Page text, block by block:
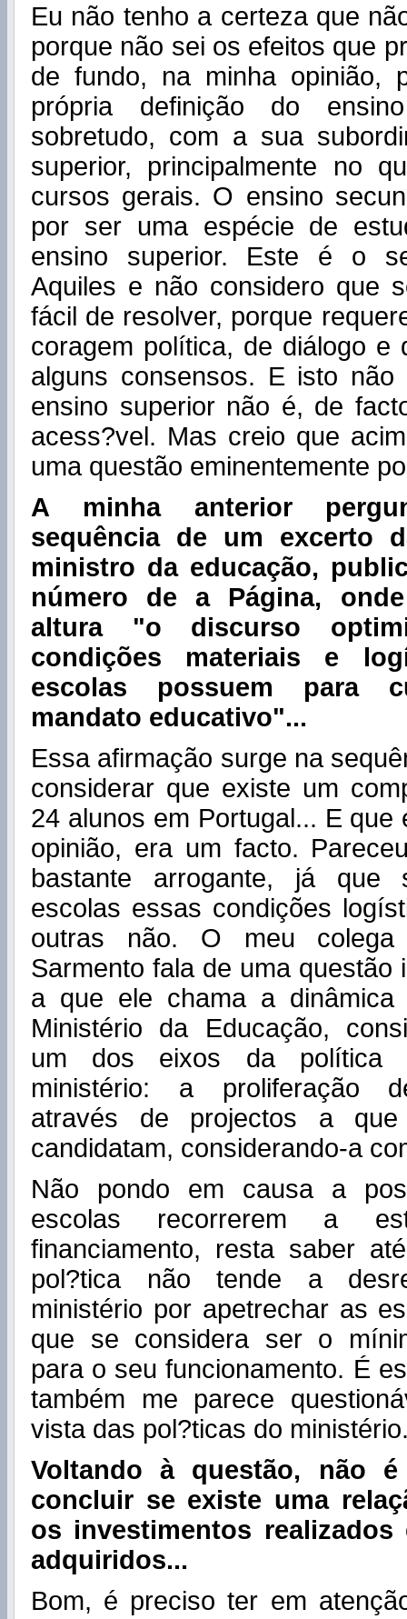
Eu não tenho a certeza que
porque não sei os efeitos que
de fundo, na minha opinião,
própria definição do
sobretudo, com a sua
superior, principalmente no
cursos gerais. O ensino
por ser uma espécie de
ensino superior. Este é o
Aquiles e não considero que
fácil de resolver, porque
coragem política, de diálogo e
alguns consensos. E isto
ensino superior não é, de
acess?vel. Mas creio que
uma questão eminentemente
A minha anterior
sequência de um excerto
ministro da educação,
número de a Página,
altura "o discurso
condições materiais e
escolas possuem para
mandato educativo"...
Essa afirmação surge na
considerar que existe um
24 alunos em Portugal... E que
opinião, era um facto.
bastante arrogante, já que
escolas essas condições
outras não. O meu colega
Sarmento fala de uma questão
a que ele chama a dinâmica
Ministério da Educação,
um dos eixos da política
ministério: a proliferação
através de projectos a
candidatam, considerando-a
Não pondo em causa a
escolas recorrerem a
financiamento, resta saber
pol?tica não tende a
ministério por apetrechar as
que se considera ser o
para o seu funcionamento. É
também me parece
vista das pol?ticas do
Voltando à questão, não
concluir se existe uma
os investimentos
adquiridos...
Bom, é preciso ter em